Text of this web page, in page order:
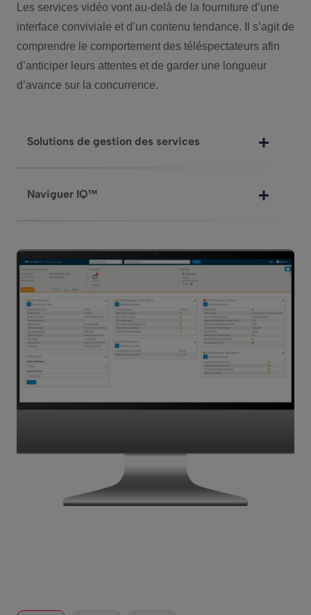
Les services vidéo vont au-delà de la fourniture d’une
interface conviviale et d’un contenu tendance. Il s’agit de
comprendre le comportement des téléspectateurs afin
d’anticiper leurs attentes et de garder une longueur
d’avance sur la concurrence.
Solutions de gestion des services
Naviguer IQ™